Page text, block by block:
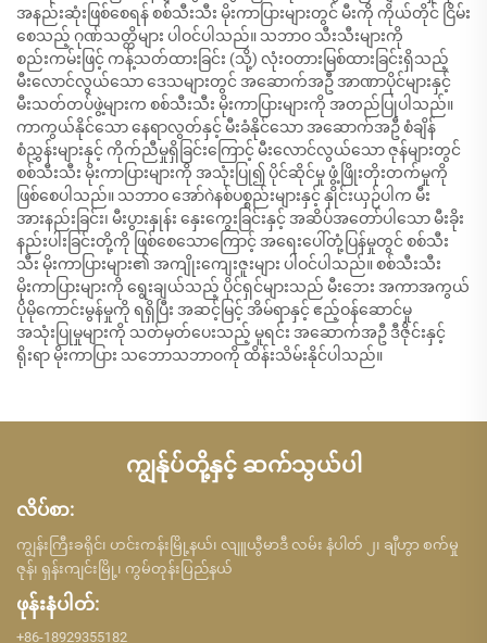
အနည်းဆုံးဖြစ်စေရန် စစ်သီးသီး မိုးကာပြားများတွင် မီးကို ကိုယ်တိုင် ငြိမ်း
စေသည့် ဂုဏ်သတ္တိများ ပါဝင်ပါသည်။ သဘာဝ သီးသီးများကို
စည်းကမ်းဖြင့် ကန့်သတ်ထားခြင်း (သို့) လုံးဝတားမြစ်ထားခြင်းရှိသည့်
မီးလောင်လွယ်သော ဒေသများတွင် အဆောက်အဦ အာဏာပိုင်များနှင့်
မီးသတ်တပ်ဖွဲ့များက စစ်သီးသီး မိုးကာပြားများကို အတည်ပြုပါသည်။
ကာကွယ်နိုင်သော နေရာလွတ်နှင့် မီးခံနိုင်သော အဆောက်အဦ စံချိန်
စံညွှန်းများနှင့် ကိုက်ညီမှုရှိခြင်းကြောင့် မီးလောင်လွယ်သော ဇုန်များတွင်
စစ်သီးသီး မိုးကာပြားများကို အသုံးပြု၍ ပိုင်ဆိုင်မှု ဖွံ့ဖြိုးတိုးတက်မှုကို
ဖြစ်စေပါသည်။ သဘာဝ အော်ဂဲနစ်ပစ္စည်းများနှင့် နှိုင်းယှဉ်ပါက မီး
အားနည်းခြင်း၊ မီးပွားနှုန်း နှေးကွေးခြင်းနှင့် အဆိပ်အတော်ပါသော မီးခိုး
နည်းပါးခြင်းတို့ကို ဖြစ်စေသောကြောင့် အရေးပေါ်တုံ့ပြန်မှုတွင် စစ်သီး
သီး မိုးကာပြားများ၏ အကျိုးကျေးဇူးများ ပါဝင်ပါသည်။ စစ်သီးသီး
မိုးကာပြားများကို ရွေးချယ်သည့် ပိုင်ရှင်များသည် မီးဘေး အကာအကွယ်
ပိုမိုကောင်းမွန်မှုကို ရရှိပြီး အဆင့်မြင့် အိမ်ရာနှင့် ဧည့်ဝန်ဆောင်မှု
အသုံးပြုမှုများကို သတ်မှတ်ပေးသည့် မူရင်း အဆောက်အဦ ဒီဇိုင်းနှင့်
ရိုးရာ မိုးကာပြား သဘောသဘာဝကို ထိန်းသိမ်းနိုင်ပါသည်။
ကျွန်ုပ်တို့နှင့် ဆက်သွယ်ပါ
လိပ်စာ:
ကျွန်းကြီးခရိုင်၊ ဟင်းကန်းမြို့နယ်၊ လျူယွီမာဒီ လမ်း နံပါတ် ၂၊ ချီဟွာ စက်မှု
ဇုန်၊ ရှန်းကျင်းမြို့၊ ကွမ်တုန်းပြည်နယ်
ဖုန်းနံပါတ်:
+86-18929355182